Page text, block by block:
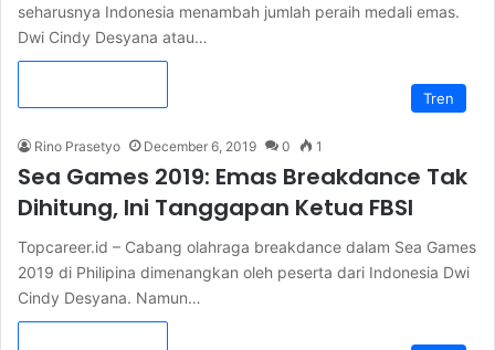
seharusnya Indonesia menambah jumlah peraih medali emas.
Dwi Cindy Desyana atau…
Tren
Rino Prasetyo December 6, 2019 0 1
Sea Games 2019: Emas Breakdance Tak
Dihitung, Ini Tanggapan Ketua FBSI
Topcareer.id – Cabang olahraga breakdance dalam Sea Games
2019 di Philipina dimenangkan oleh peserta dari Indonesia Dwi
Cindy Desyana. Namun…